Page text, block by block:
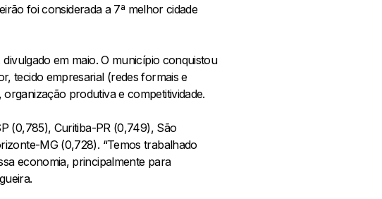
foi considerada a 7ª melhor cidade
em maio. O município conquistou
tecido empresarial (redes formais e
produtiva e competitividade.
(0,785), Curitiba-PR (0,749), São
MG (0,728). “Temos trabalhado
economia, principalmente para